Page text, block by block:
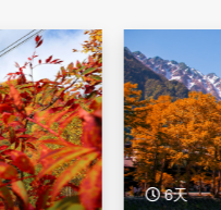
6天